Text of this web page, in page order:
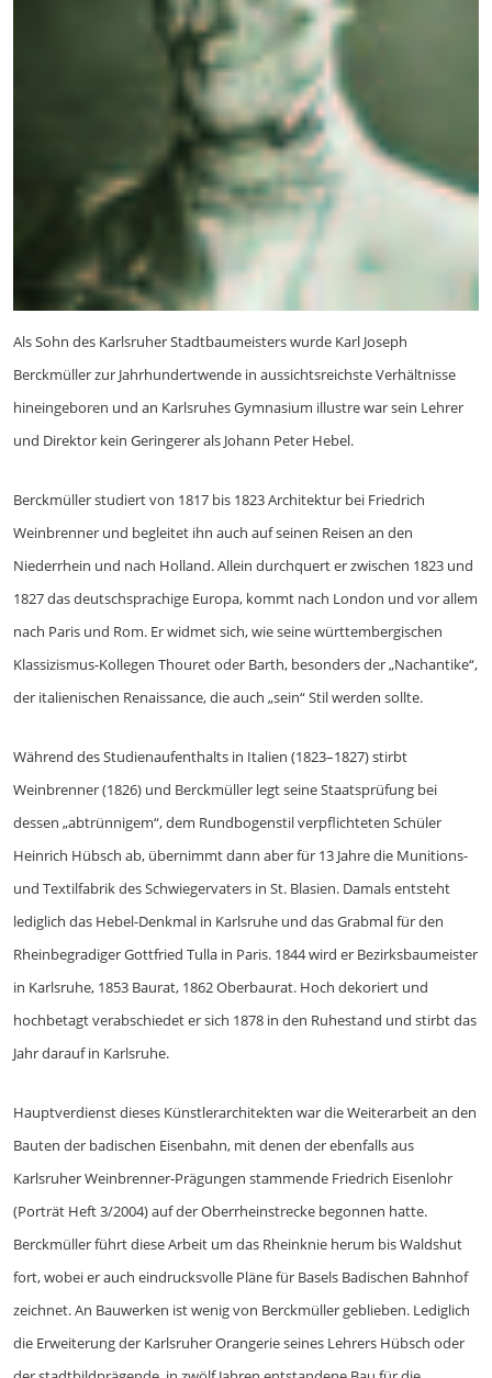
Als Sohn des Karlsruher Stadtbaumeisters wurde Karl Joseph
Berckmüller zur Jahrhundertwende in aussichtsreichste Verhältnisse
hineingeboren und an Karlsruhes Gymnasium illustre war sein Lehrer
und Direktor kein Geringerer als Johann Peter Hebel.
Berckmüller studiert von 1817 bis 1823 Architektur bei Friedrich
Weinbrenner und begleitet ihn auch auf seinen Reisen an den
Niederrhein und nach Holland. Allein durchquert er zwischen 1823 und
1827 das deutschsprachige Europa, kommt nach London und vor allem
nach Paris und Rom. Er widmet sich, wie seine württembergischen
Klassizismus-Kollegen Thouret oder Barth, besonders der „Nachantike“,
der italienischen Renaissance, die auch „sein“ Stil werden sollte.
Während des Studienaufenthalts in Italien (1823–1827) stirbt
Weinbrenner (1826) und Berckmüller legt seine Staatsprüfung bei
dessen „abtrünnigem“, dem Rundbogenstil verpflichteten Schüler
Heinrich Hübsch ab, übernimmt dann aber für 13 Jahre die Munitions-
und Textilfabrik des Schwiegervaters in St. Blasien. Damals entsteht
lediglich das Hebel-Denkmal in Karlsruhe und das Grabmal für den
Rheinbegradiger Gottfried Tulla in Paris. 1844 wird er Bezirksbaumeister
in Karlsruhe, 1853 Baurat, 1862 Oberbaurat. Hoch dekoriert und
hochbetagt verabschiedet er sich 1878 in den Ruhestand und stirbt das
Jahr darauf in Karlsruhe.
Hauptverdienst dieses Künstlerarchitekten war die Weiterarbeit an den
Bauten der badischen Eisenbahn, mit denen der ebenfalls aus
Karlsruher Weinbrenner-Prägungen stammende Friedrich Eisenlohr
(Porträt Heft 3/2004) auf der Oberrheinstrecke begonnen hatte.
Berckmüller führt diese Arbeit um das Rheinknie herum bis Waldshut
fort, wobei er auch eindrucksvolle Pläne für Basels Badischen Bahnhof
zeichnet. An Bauwerken ist wenig von Berckmüller geblieben. Lediglich
die Erweiterung der Karlsruher Orangerie seines Lehrers Hübsch oder